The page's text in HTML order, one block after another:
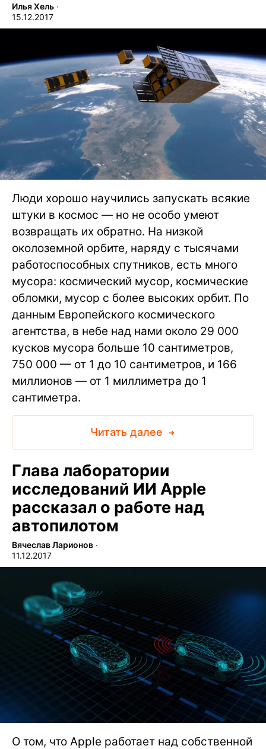
Илья Хель ∙
15.12.2017
Люди хорошо научились запускать всякие
штуки в космос — но не особо умеют
возвращать их обратно. На низкой
околоземной орбите, наряду с тысячами
работоспособных спутников, есть много
мусора: космический мусор, космические
обломки, мусор с более высоких орбит. По
данным Европейского космического
агентства, в небе над нами около 29 000
кусков мусора больше 10 сантиметров,
750 000 — от 1 до 10 сантиметров, и 166
миллионов — от 1 миллиметра до 1
сантиметра.
Читать далее
Глава лаборатории
исследований ИИ Apple
рассказал о работе над
автопилотом
Вячеслав Ларионов ∙
11.12.2017
О том, что Apple работает над собственной